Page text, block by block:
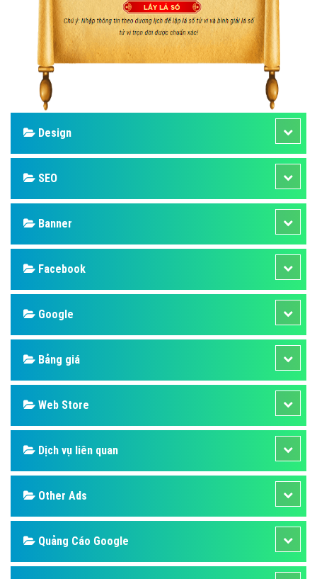
Design
SEO
Banner
Facebook
Google
Bảng giá
Web Store
Dịch vụ liên quan
Other Ads
Quảng Cáo Google